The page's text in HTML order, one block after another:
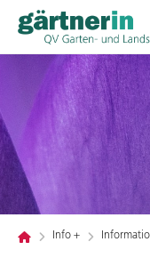
Info +